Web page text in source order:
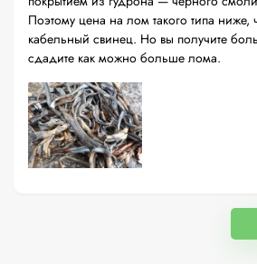
Поэтому цена на лом такого типа
кабельный свинец. Но вы получите
сдадите как можно больше лома.